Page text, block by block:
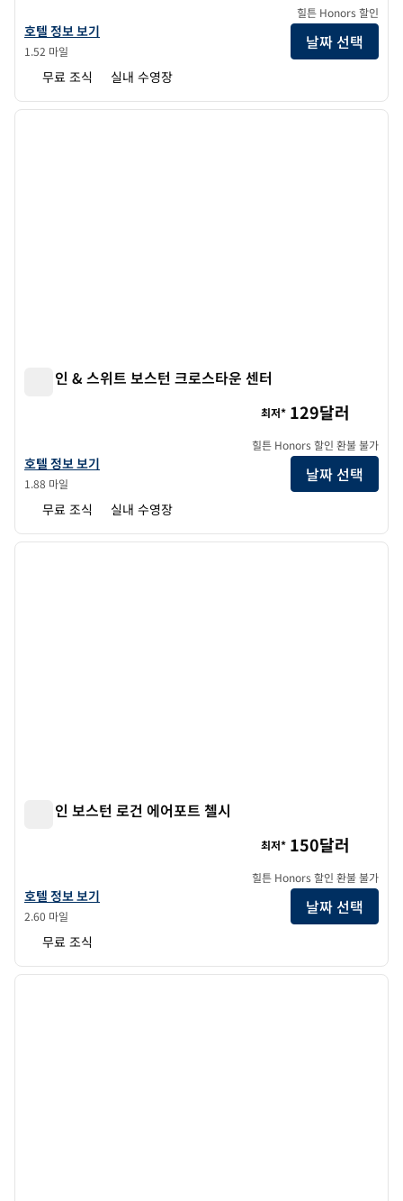
햄튼 인 보스턴 시포트 디스트릭트의 호텔 정보 보기
호텔 정보 보기
1.52 마일
힐튼 Honors 할인
날짜 선택
무료 조식 실내 수영장
1/12
1/12
다음
햄튼 인 & 스위트 보스턴 크로스타운 센터
햄튼 인 & 스위트 보스턴 크로스타운 센터의 호텔 정보 보기
호텔 정보 보기
1.88 마일
최저* 129달러
힐튼 Honors 할인 환불 불가
날짜 선택
무료 조식 실내 수영장
1/12
1/12
다음
햄튼 인 보스턴 로건 에어포트 첼시
햄튼 인 보스턴 로건 에어포트 첼시의 호텔 정보 보기
호텔 정보 보기
2.60 마일
최저* 150달러
힐튼 Honors 할인 환불 불가
날짜 선택
무료 조식
1/12
1/12
다음